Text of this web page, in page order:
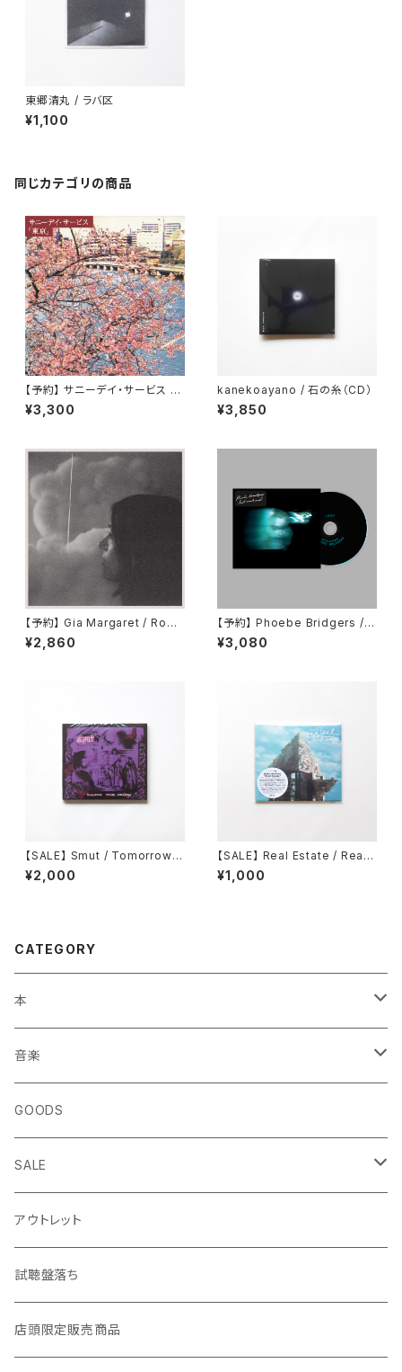
東郷清丸 / ラバ区
¥1,100
同じカテゴリの商品
【予約】 サニーデイ・サービス /
東京 （CD）
¥3,300
kanekoayano / 石の糸（CD）
¥3,850
【予約】 Gia Margaret / Roma
ntic Piano （国内盤CD）
¥2,860
【予約】 Phoebe Bridgers / L
ost Weekend （国内盤CD）
¥3,080
【SALE】 Smut / Tomorrow C
omes Crashing
¥2,000
【SALE】 Real Estate / Real
Estate
¥1,000
CATEGORY
本
エッセイ・日記
生き方
短歌・詩集
ZINE・リトルプレス
趣味・暮らし
音楽・映画・芸術
音楽
◎ NEWFOLK特集
◎ シンガーソングライター特集
CD
LP（レコード）
TAPE（カセットテープ）
GOODS
SALE
LP
CD・TAPE・7インチ
アウトレット
試聴盤落ち
店頭限定販売商品